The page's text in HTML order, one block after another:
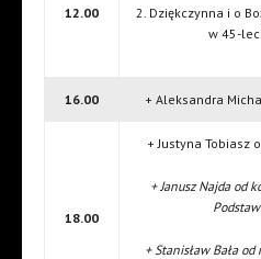
12.00
2. Dziękczynna i o
w 45-
16.00 + Aleksandra
18.00
+ Justyna Tobiasz
+ Janusz Najda od
+ Stanisław Bała